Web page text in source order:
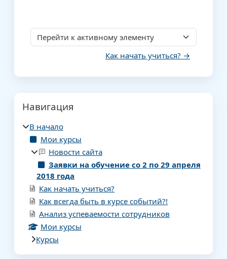
Перейти к активному элементу
Как начать учиться? →
Блоки
Навигация
В начало
Мои курсы
Новости сайта
Заявки на обучение со 2 по 29 апреля
2018 года
Как начать учиться?
Как всегда быть в курсе событий?!
Анализ успеваемости сотрудников
Мои курсы
Курсы